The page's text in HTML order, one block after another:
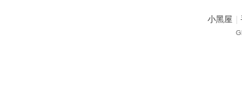
小黑屋